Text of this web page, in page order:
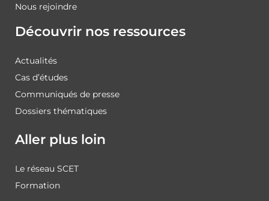
Nous rejoindre
Découvrir nos ressources
Actualités
Cas d’études
Communiqués de presse
Dossiers thématiques
Aller plus loin
Le réseau SCET
Formation